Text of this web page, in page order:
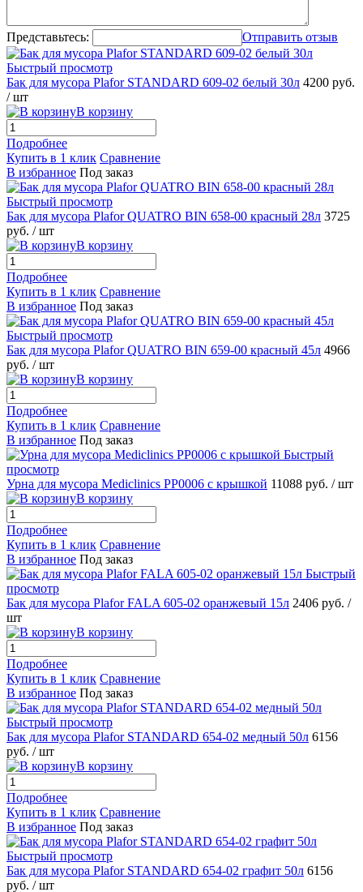
Представьтесь: Отправить отзыв
Быстрый просмотр
Бак для мусора Plafor STANDARD 609-02 белый 30л 4200 руб.
/ шт
В корзину
Подробнее
Купить в 1 клик Сравнение
В избранное Под заказ
Быстрый просмотр
Бак для мусора Plafor QUATRO BIN 658-00 красный 28л 3725
руб. / шт
В корзину
Подробнее
Купить в 1 клик Сравнение
В избранное Под заказ
Быстрый просмотр
Бак для мусора Plafor QUATRO BIN 659-00 красный 45л 4966
руб. / шт
В корзину
Подробнее
Купить в 1 клик Сравнение
В избранное Под заказ
Быстрый
просмотр
Урна для мусора Mediclinics PP0006 с крышкой 11088 руб. / шт
В корзину
Подробнее
Купить в 1 клик Сравнение
В избранное Под заказ
Быстрый
просмотр
Бак для мусора Plafor FALA 605-02 оранжевый 15л 2406 руб. /
шт
В корзину
Подробнее
Купить в 1 клик Сравнение
В избранное Под заказ
Быстрый просмотр
Бак для мусора Plafor STANDARD 654-02 медный 50л 6156
руб. / шт
В корзину
Подробнее
Купить в 1 клик Сравнение
В избранное Под заказ
Быстрый просмотр
Бак для мусора Plafor STANDARD 654-02 графит 50л 6156
руб. / шт